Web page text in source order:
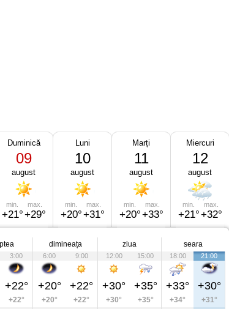
Duminică
09
august
min.
+21°
max.
+29°
Luni
10
august
min.
+20°
max.
+31°
Marți
11
august
min.
+20°
max.
+33°
Miercuri
12
august
min.
+21°
max.
+32°
dimineața ziua seara
3:00 6:00 9:00 12:00 15:00 18:00 21:00
+22° +20° +22° +30° +35° +33° +30°
+22° +20° +22° +30° +35° +34°
+31°